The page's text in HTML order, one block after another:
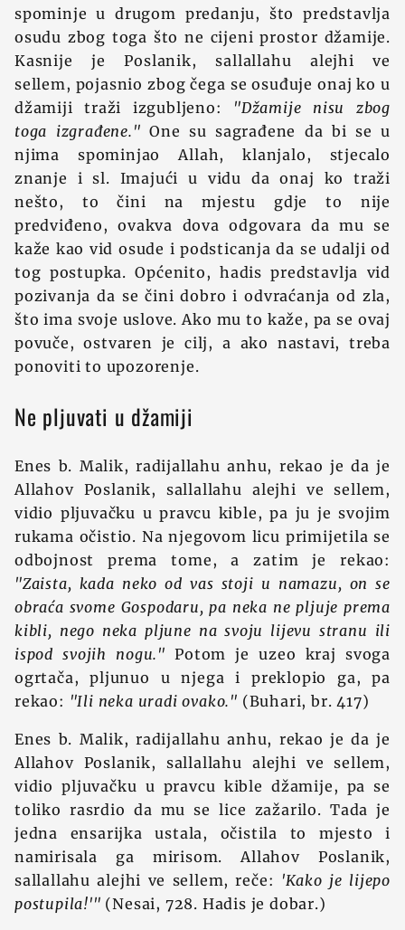
spominje u drugom predanju, što predstavlja
osudu zbog toga što ne cijeni prostor džamije.
Kasnije je Poslanik, sallallahu alejhi ve
sellem, pojasnio zbog čega se osuđuje onaj ko u
džamiji traži izgubljeno: "Džamije nisu zbog
toga izgrađene." One su sagrađene da bi se u
njima spominjao Allah, klanjalo, stjecalo
znanje i sl. Imajući u vidu da onaj ko traži
nešto, to čini na mjestu gdje to nije
predviđeno, ovakva dova odgovara da mu se
kaže kao vid osude i podsticanja da se udalji od
tog postupka. Općenito, hadis predstavlja vid
pozivanja da se čini dobro i odvraćanja od zla,
što ima svoje uslove. Ako mu to kaže, pa se ovaj
povuče, ostvaren je cilj, a ako nastavi, treba
ponoviti to upozorenje.
Ne pljuvati u džamiji
Enes b. Malik, radijallahu anhu, rekao je da je
Allahov Poslanik, sallallahu alejhi ve sellem,
vidio pljuvačku u pravcu kible, pa ju je svojim
rukama očistio. Na njegovom licu primijetila se
odbojnost prema tome, a zatim je rekao:
"Zaista, kada neko od vas stoji u namazu, on se
obraća svome Gospodaru, pa neka ne pljuje prema
kibli, nego neka pljune na svoju lijevu stranu ili
ispod svojih nogu." Potom je uzeo kraj svoga
ogrtača, pljunuo u njega i preklopio ga, pa
rekao: "Ili neka uradi ovako." (Buhari, br. 417)
Enes b. Malik, radijallahu anhu, rekao je da je
Allahov Poslanik, sallallahu alejhi ve sellem,
vidio pljuvačku u pravcu kible džamije, pa se
toliko rasrdio da mu se lice zažarilo. Tada je
jedna ensarijka ustala, očistila to mjesto i
namirisala ga mirisom. Allahov Poslanik,
sallallahu alejhi ve sellem, reče: 'Kako je lijepo
postupila!'" (Nesai, 728. Hadis je dobar.)